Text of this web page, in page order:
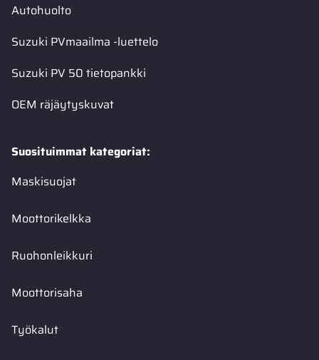
Autohuolto
Suzuki PVmaailma -luettelo
Suzuki PV 50 tietopankki
OEM räjäytyskuvat
Suosituimmat kategoriat:
Maskisuojat
Moottorikelkka
Ruohonleikkuri
Moottorisaha
Työkalut